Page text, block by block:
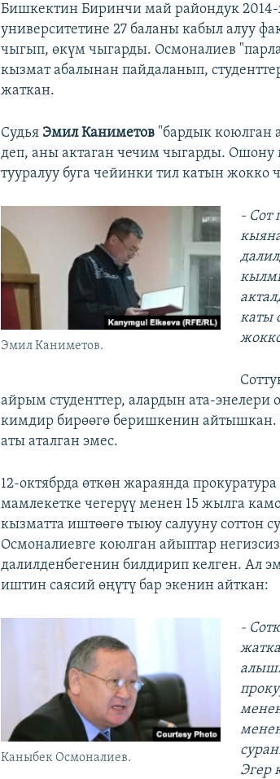
Бишкектин Биринчи май райондук
университетине 27 баланы кабыл алуу
чыгып, өкүм чыгарды. Осмоналиев
кызмат абалынан пайдаланып,
жаткан.
Судья Эмил Каниметов "бардык коюлган
деп, аны актаган чечим чыгарды.
тууралуу буга чейинки тил катын жокко
Эмил Каниметов.
- Сот
каты
айрым студенттер, алардын ата-энелери
кимдир бирөөгө беришкенин
аты аталган эмес.
12-октябрда өткөн жараянда
мамлекетке чегерүү менен 15 жылга
кызматта иштөөгө тыюу салууну соттон
Осмоналиевге коюлган айыптар
далилденбегенин билдирип келген. Ал
иштин саясий өңүтү бар экенин айткан:
Каныбек Осмоналиев.
-
Эгер